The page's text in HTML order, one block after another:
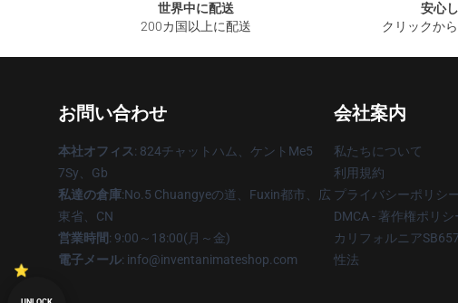
世界中に配送
200カ国以上に配送
安心
クリックか
お問い合わせ
本社オフィス: 824チャットハム、ケントMe5
7Sy、Gb
私達の倉庫:No.5 Chuangyeの道、Fuxin都市、広
東省、CN
営業時間: 9:00～18:00(月～金)
電子メール: info@inventanimateshop.com
会社案内
私たちについて
利用規約
プライバシーポリシ
DMCA - 著作権ポリシ
カリフォルニア
性法